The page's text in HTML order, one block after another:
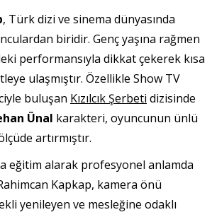
, Türk dizi ve sinema dünyasında
biridir. Genç yaşına rağmen
performansıyla dikkat çekerek kısa
ulaşmıştır. Özellikle Show TV
buluşan Kızılcık Şerbeti dizisinde
Ünal karakteri, oyuncunun ünlü
artırmıştır.
eğitim alarak profesyonel anlamda
Kapkap, kamera önü
yenileyen ve mesleğine odaklı